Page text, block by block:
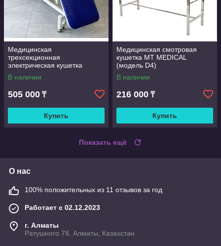
Медицинская
трехсекционная
электрическая кушетка
В наличии
505 000 ₸
Купить
Медицинская смотровая
кушетка MT MEDICAL
(модель D4)
В наличии
216 000 ₸
Купить
Показать ещё
О нас
100% положительных из 11 отзывов за год
Работает с 02.12.2023
г. Алматы
Ратушного 78, Алматы, Казахстан